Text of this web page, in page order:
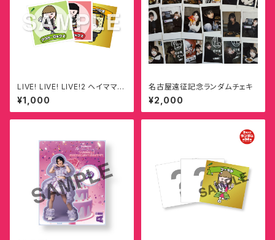
LIVE! LIVE! LIVE!2 ヘイママン
シール
¥1,000
名古屋遠征記念ランダムチェキ
¥2,000